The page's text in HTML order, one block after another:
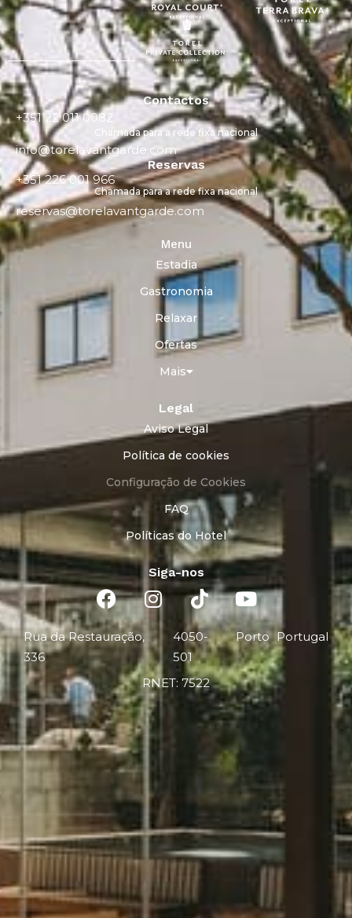
Contactos
+351 22 011 0082
Chamada para a rede fixa nacional
info@torelavantgarde.com
Reservas
+351 226 001 966
Chamada para a rede fixa nacional
reservas@torelavantgarde.com
Menu
Estadia
Gastronomia
Relaxar
Ofertas
Mais
Legal
Aviso Legal
Política de cookies
Configuração de Cookies
FAQ
Políticas do Hotel
Siga-nos
Rua da Restauração,
336
4050-
501
Porto Portugal
RNET: 7522